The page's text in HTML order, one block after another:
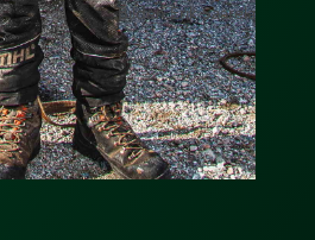
Bilden Erik Saarela